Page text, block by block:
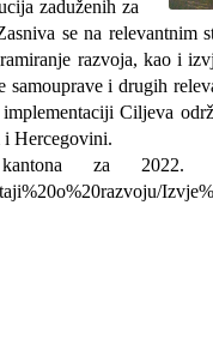
zaduženih za
se na relevantnim
razvoja, kao i
i drugih
Ciljeva
Hercegovini.
kantona za